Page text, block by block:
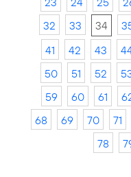
32
33 34
41
42 43
50
51 52
59
60 61
68
69 70 71
78